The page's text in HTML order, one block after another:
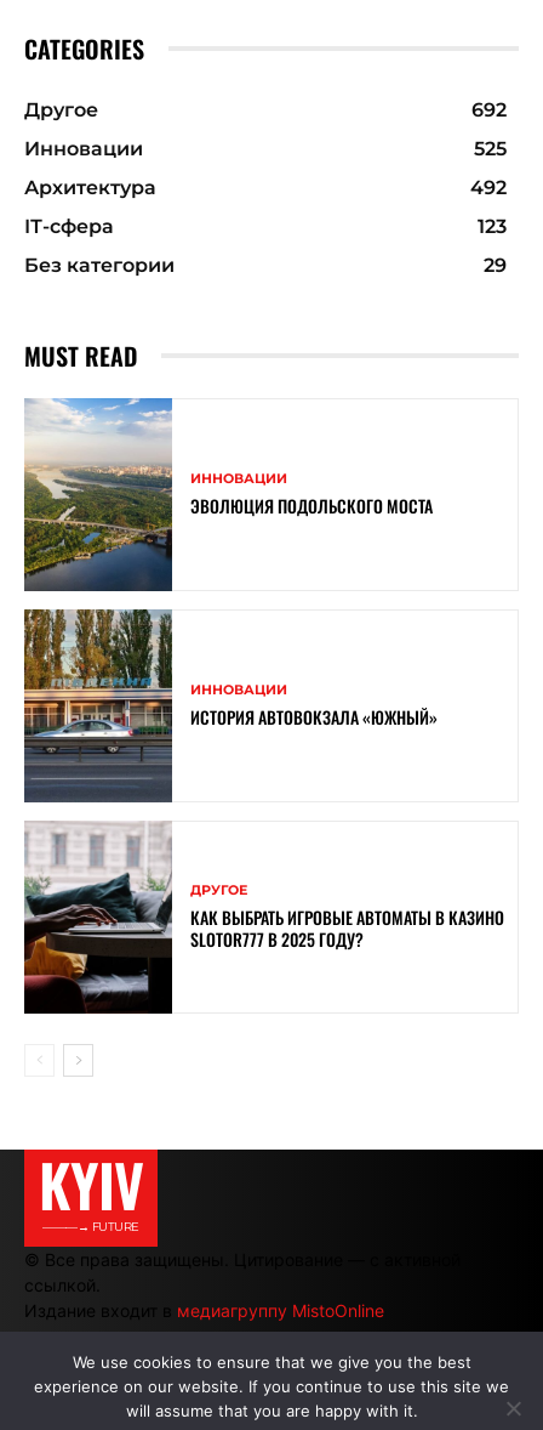
CATEGORIES
Другое
692
Инновации
525
Архитектура
492
ІТ-сфера
123
Без категории
29
MUST READ
ИННОВАЦИИ
ЭВОЛЮЦИЯ ПОДОЛЬСКОГО МОСТА
ИННОВАЦИИ
ИСТОРИЯ АВТОВОКЗАЛА «ЮЖНЫЙ»
ДРУГОЕ
КАК ВЫБРАТЬ ИГРОВЫЕ АВТОМАТЫ В КАЗИНО
SLOTOR777 В 2025 ГОДУ?
KYIV
———→ FUTURE
© Все права защищены. Цитирование — с активной
ссылкой.
Издание входит в медиагруппу MistoOnline
АВТОРЫ | РЕКЛАМА НА САЙТЕ
We use cookies to ensure that we give you the best
experience on our website. If you continue to use this site we
will assume that you are happy with it.